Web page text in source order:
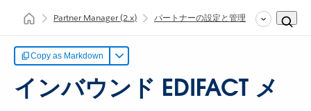
Partner Manager(2.x) パートナーの設定と管理 インバウン
Copy as Markdown
インバウンド EDIFACT メ